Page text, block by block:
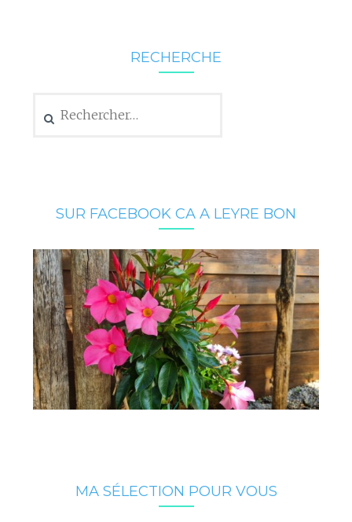
RECHERCHE
SUR FACEBOOK CA A LEYRE BON
MA SÉLECTION POUR VOUS